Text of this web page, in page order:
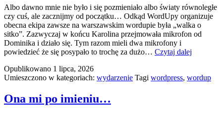
Albo dawno mnie nie było i się pozmieniało albo światy równoległe
czy cuś, ale zacznijmy od początku… Odkąd WordUpy organizuje
obecna ekipa zawsze na warszawskim wordupie była „walka o
sitko”. Zazwyczaj w końcu Karolina przejmowała mikrofon od
Dominika i działo się. Tym razom mieli dwa mikrofony i
powiedzieć że się posypało to trochę za dużo… Czytaj dalej
wawa
Opublikowano 1 lipca, 2026
Umieszczono w kategoriach: wydarzenie Tagi wordpress, wordup
Ona mi po imieniu…